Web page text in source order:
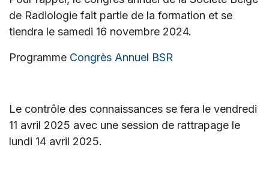
de Radiologie fait partie de la formation et se
tiendra le samedi 16 novembre 2024.
Programme Congrès Annuel BSR
Le contrôle des connaissances se fera le vendredi
11 avril 2025 avec une session de rattrapage le
lundi 14 avril 2025.